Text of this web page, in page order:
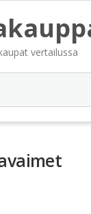
vertailussa